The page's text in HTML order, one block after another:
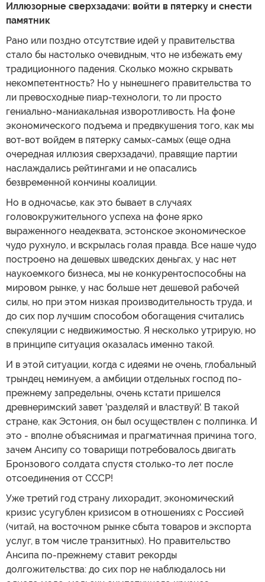
Иллюзорные сверхзадачи: войти в пятерку и снести
памятник
Рано или поздно отсутствие идей у правительства
стало бы настолько очевидным, что не избежать ему
традиционного падения. Сколько можно скрывать
некомпетентность? Но у нынешнего правительства то
ли превосходные пиар-технологи, то ли просто
гениально-маниакальная изворотливость. На фоне
экономического подъема и предвкушения того, как мы
вот-вот войдем в пятерку самых-самых (еще одна
очередная иллюзия сверхзадачи), правящие партии
наслаждались рейтингами и не опасались
безвременной кончины коалиции.
Но в одночасье, как это бывает в случаях
головокружительного успеха на фоне ярко
выраженного неадеквата, эстонское экономическое
чудо рухнуло, и вскрылась голая правда. Все наше чудо
построено на дешевых шведских деньгах, у нас нет
наукоемкого бизнеса, мы не конкурентоспособны на
мировом рынке, у нас больше нет дешевой рабочей
силы, но при этом низкая производительность труда, и
до сих пор лучшим способом обогащения считались
спекуляции с недвижимостью. Я несколько утрирую, но
в принципе ситуация оказалась именно такой.
И в этой ситуации, когда с идеями не очень, глобальный
трындец неминуем, а амбиции отдельных господ по-
прежнему запредельны, очень кстати пришелся
древнеримский завет 'разделяй и властвуй'. В такой
стране, как Эстония, он был осуществлен с полпинка. И
это - вполне объяснимая и прагматичная причина того,
зачем Ансипу со товарищи потребовалось двигать
Бронзового солдата спустя столько-то лет после
отсоединения от СССР!
Уже третий год страну лихорадит, экономический
кризис усугублен кризисом в отношениях с Россией
(читай, на восточном рынке сбыта товаров и экспорта
услуг, в том числе транзитных). Но правительство
Ансипа по-прежнему ставит рекорды
долгожительства: до сих пор не наблюдалось ни